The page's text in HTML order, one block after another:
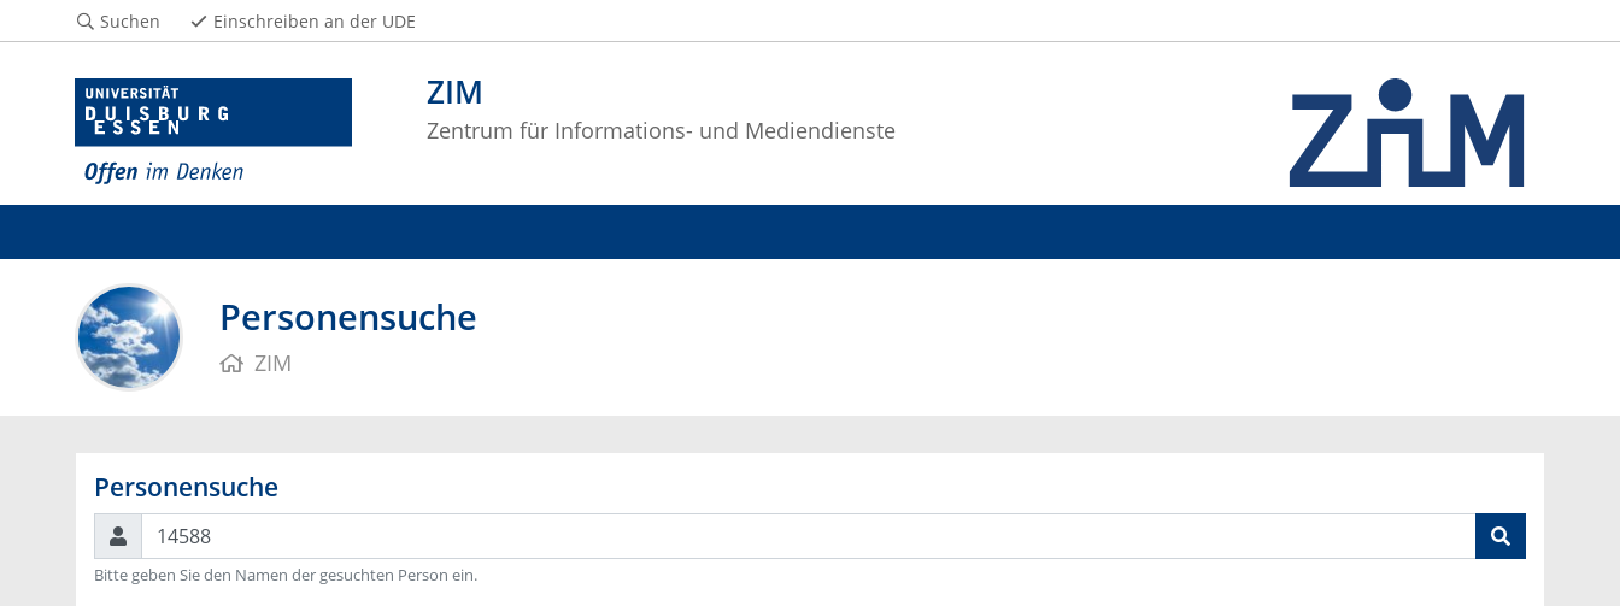
ZIM
Zentrum für Informations- und Mediendienste
Suchen Einschreiben an der UDE
Personensuche
ZIM
Personensuche
Suchen
Bitte geben Sie den Namen der gesuchten Person ein.